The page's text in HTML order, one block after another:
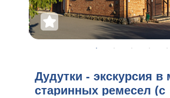
Дудутки - экскурсия в
старинных ремесел (с